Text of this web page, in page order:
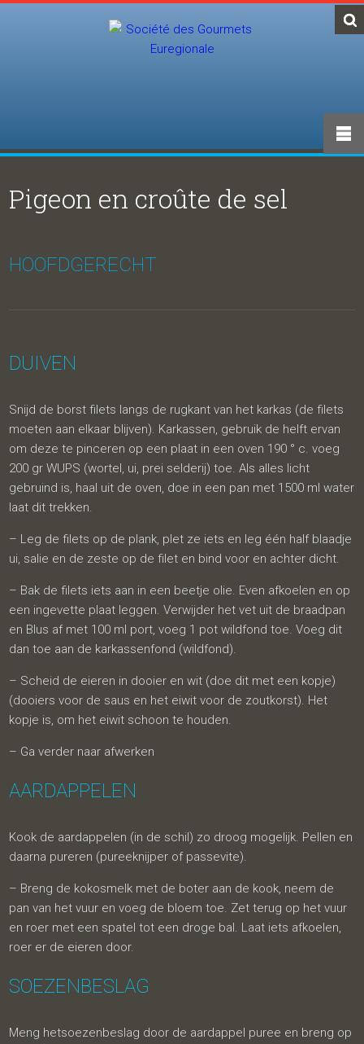
Pigeon en croûte de sel
HOOFDGERECHT
DUIVEN
Snijd de borst filets langs de rugkant van het karkas (de filets
moeten aan elkaar blijven). Karkassen, gebruik de helft ervan
om deze te pinceren op een plaat in een oven 190 ° c. voeg
200 gr WUPS (wortel, ui, prei selderij) toe. Als alles licht
gebruind is, haal uit de oven, doe in een pan met 1500 ml water
laat dit trekken.
– Leg de filets op de plank, plet ze iets en leg één half blaadje
ui, salie en de zeste op de filet en bind voor en achter dicht.
– Bak de filets iets aan in een beetje olie. Even afkoelen en op
een ingevette plaat leggen. Verwijder het vet uit de braadpan
en Blus af met 100 ml port, voeg 1 pot wildfond toe. Voeg dit
dan toe aan de karkassenfond (wildfond).
– Scheid de eieren in dooier en wit (doe dit met een kopje)
(dooiers voor de saus en het eiwit voor de zoutkorst). Het
kopje is, om het eiwit schoon te houden.
– Ga verder naar afwerken
AARDAPPELEN
Kook de aardappelen (in de schil) zo droog mogelijk. Pellen en
daarna pureren (pureeknijper of passevite).
– Breng de kokosmelk met de boter aan de kook, neem de
pan van het vuur en voeg de bloem toe. Zet terug op het vuur
en roer met een spatel tot een droge bal. Laat iets afkoelen,
roer er de eieren door.
SOEZENBESLAG
Meng hetsoezenbeslag door de aardappel puree en breng op